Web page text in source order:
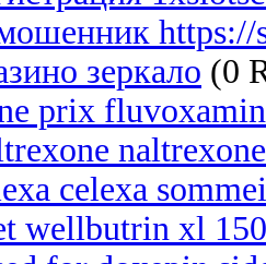
https://
зеркало (0
prix
celexa
wellbutrin xl